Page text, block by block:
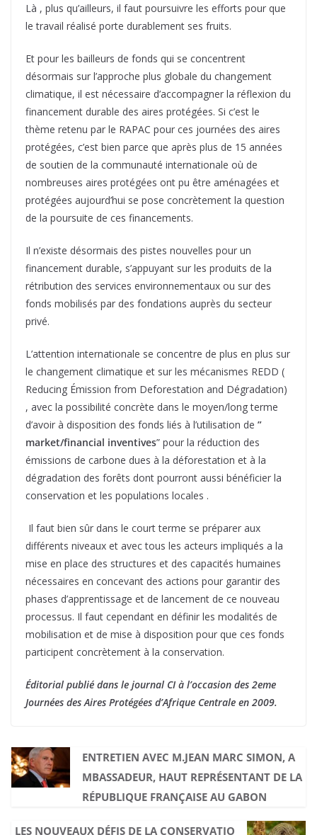
Là , plus qu’ailleurs, il faut poursuivre les efforts pour que
le travail réalisé porte durablement ses fruits.
Et pour les bailleurs de fonds qui se concentrent
désormais sur l’approche plus globale du changement
climatique, il est nécessaire d’accompagner la réflexion du
financement durable des aires protégées. Si c’est le
thème retenu par le RAPAC pour ces journées des aires
protégées, c’est bien parce que après plus de 15 années
de soutien de la communauté internationale où de
nombreuses aires protégées ont pu être aménagées et
protégées aujourd’hui se pose concrètement la question
de la poursuite de ces financements.
Il n’existe désormais des pistes nouvelles pour un
financement durable, s’appuyant sur les produits de la
rétribution des services environnementaux ou sur des
fonds mobilisés par des fondations auprès du secteur
privé.
L’attention internationale se concentre de plus en plus sur
le changement climatique et sur les mécanismes REDD (
Reducing Émission from Deforestation and Dégradation)
, avec la possibilité concrète dans le moyen/long terme
d’avoir à disposition des fonds liés à l’utilisation de ”
market/financial inventives” pour la réduction des
émissions de carbone dues à la déforestation et à la
dégradation des forêts dont pourront aussi bénéficier la
conservation et les populations locales .
Il faut bien sûr dans le court terme se préparer aux
différents niveaux et avec tous les acteurs impliqués a la
mise en place des structures et des capacités humaines
nécessaires en concevant des actions pour garantir des
phases d’apprentissage et de lancement de ce nouveau
processus. Il faut cependant en définir les modalités de
mobilisation et de mise à disposition pour que ces fonds
participent concrètement à la conservation.
Éditorial publié dans le journal CI à l’occasion des 2eme
Journées des Aires Protégées d’Afrique Centrale en 2009.
ENTRETIEN AVEC M.JEAN MARC SIMON, A
MBASSADEUR, HAUT REPRÉSENTANT DE LA
RÉPUBLIQUE FRANÇAISE AU GABON
LES NOUVEAUX DÉFIS DE LA CONSERVATIO